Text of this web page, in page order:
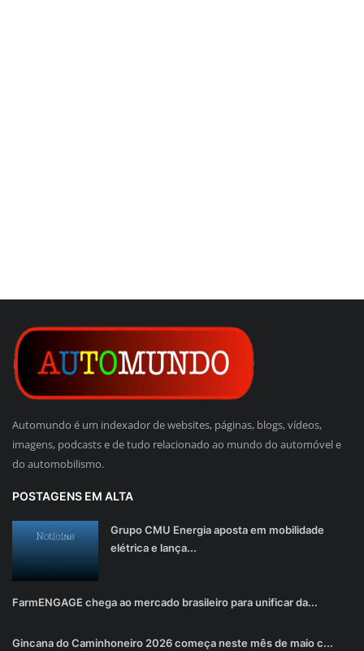
Automundo é um indexador de websites, páginas, blogs, vídeos,
imagens, podcasts e de tudo relacionado ao mundo do automóvel e
do automobilismo.
POSTAGENS EM ALTA
Grupo CMU Energia aposta em mobilidade
elétrica e lança...
FarmENGAGE chega ao mercado brasileiro para unificar da...
Gincana do Caminhoneiro 2026 começa neste mês de maio c...